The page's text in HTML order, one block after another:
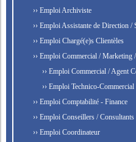
›› Emploi Archiviste
›› Emploi Assistante de Direction /
›› Emploi Chargé(e)s Clientèles
›› Emploi Commercial / Marketing
›› Emploi Commercial / Agent
›› Emploi Technico-Commercial
›› Emploi Comptabilité - Finance
›› Emploi Conseillers / Consultants
›› Emploi Coordinateur